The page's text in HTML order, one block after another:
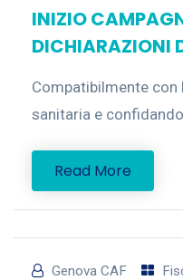
INIZIO
DICHIARAZIONI
Compatibilmente con
sanitaria e
Read More
Genova CAF